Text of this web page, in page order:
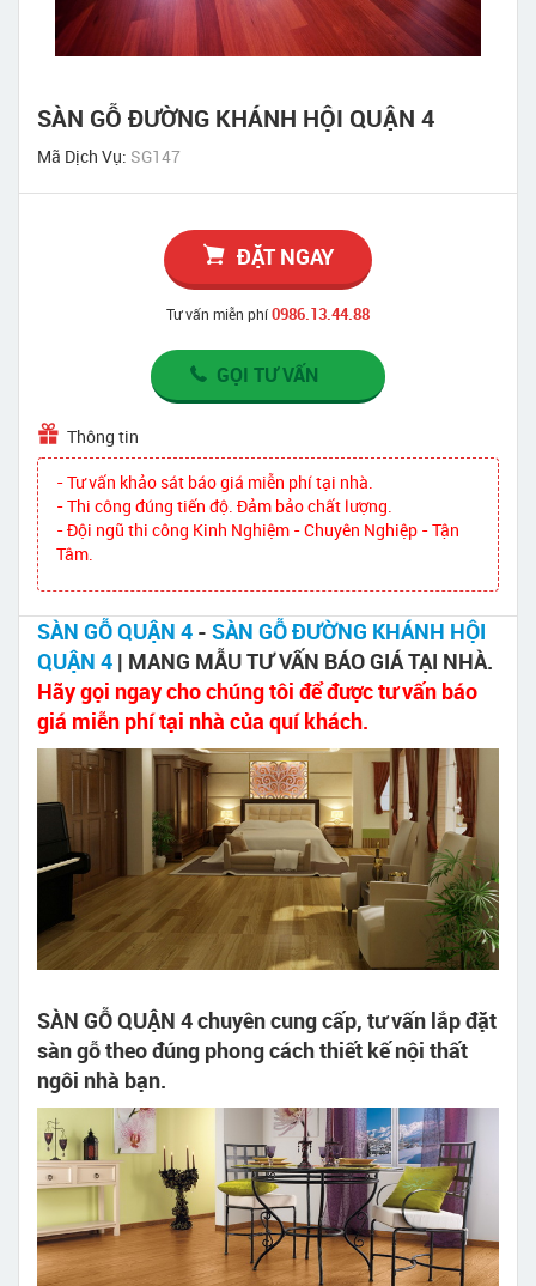
SÀN GỖ ĐƯỜNG KHÁNH HỘI QUẬN 4
Mã Dịch Vụ: SG147
ĐẶT NGAY
Tư vấn miễn phí0986.13.44.88
GỌI TƯ VẤN
Thông tin
- Tư vấn khảo sát báo giá miễn phí tại nhà.
- Thi công đúng tiến độ. Đảm bảo chất lượng.
- Đội ngũ thi công Kinh Nghiệm - Chuyên Nghiệp - Tận
Tâm.
SÀN GỖ QUẬN 4 - SÀN GỖ ĐƯỜNG KHÁNH HỘI
QUẬN 4 | MANG MẪU TƯ VẤN BÁO GIÁ TẠI NHÀ.
Hãy gọi ngay cho chúng tôi để được tư vấn báo
giá miễn phí tại nhà của quí khách.
SÀN GỖ QUẬN 4 chuyên cung cấp, tư vấn lắp đặt
sàn gỗ theo đúng phong cách thiết kế nội thất
ngôi nhà bạn.